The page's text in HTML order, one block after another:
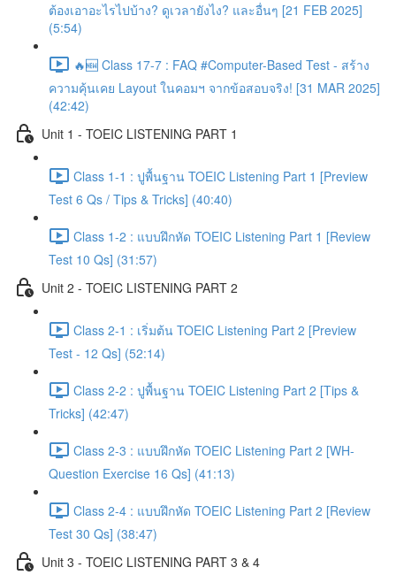
ต้องเอาอะไรไปบ้าง? ดูเวลายังไง? และอื่นๆ [21 FEB 2025]
(5:54)
🔥🆕 Class 17-7 : FAQ #Computer-Based Test - สร้าง
ความคุ้นเคย Layout ในคอมฯ จากข้อสอบจริง! [31 MAR 2025]
(42:42)
Unit 1 - TOEIC LISTENING PART 1
Class 1-1 : ปูพื้นฐาน TOEIC Listening Part 1 [Preview
Test 6 Qs / Tips & Tricks] (40:40)
Class 1-2 : แบบฝึกหัด TOEIC Listening Part 1 [Review
Test 10 Qs] (31:57)
Unit 2 - TOEIC LISTENING PART 2
Class 2-1 : เริ่มต้น TOEIC Listening Part 2 [Preview
Test - 12 Qs] (52:14)
Class 2-2 : ปูพื้นฐาน TOEIC Listening Part 2 [Tips &
Tricks] (42:47)
Class 2-3 : แบบฝึกหัด TOEIC Listening Part 2 [WH-
Question Exercise 16 Qs] (41:13)
Class 2-4 : แบบฝึกหัด TOEIC Listening Part 2 [Review
Test 30 Qs] (38:47)
Unit 3 - TOEIC LISTENING PART 3 & 4